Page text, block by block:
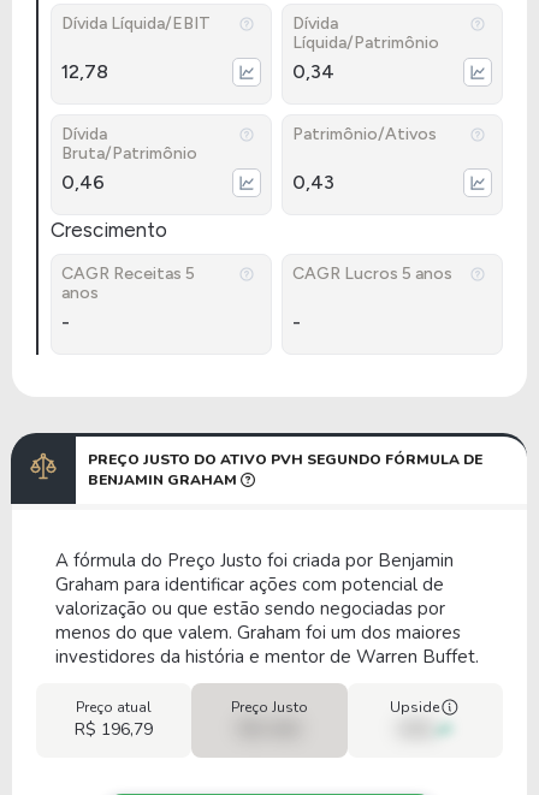
Dívida Líquida/EBIT
12,78
Dívida
Líquida/Patrimônio
0,34
Dívida
Bruta/Patrimônio
0,46
Patrimônio/Ativos
0,43
Crescimento
CAGR Receitas 5
anos
-
CAGR Lucros 5 anos
-
PREÇO JUSTO DO ATIVO PVH SEGUNDO FÓRMULA DE
BENJAMIN GRAHAM
A fórmula do Preço Justo foi criada por Benjamin
Graham para identificar ações com potencial de
valorização ou que estão sendo negociadas por
menos do que valem. Graham foi um dos maiores
investidores da história e mentor de Warren Buffet.
Preço atual
R$ 196,79
Preço Justo Upside